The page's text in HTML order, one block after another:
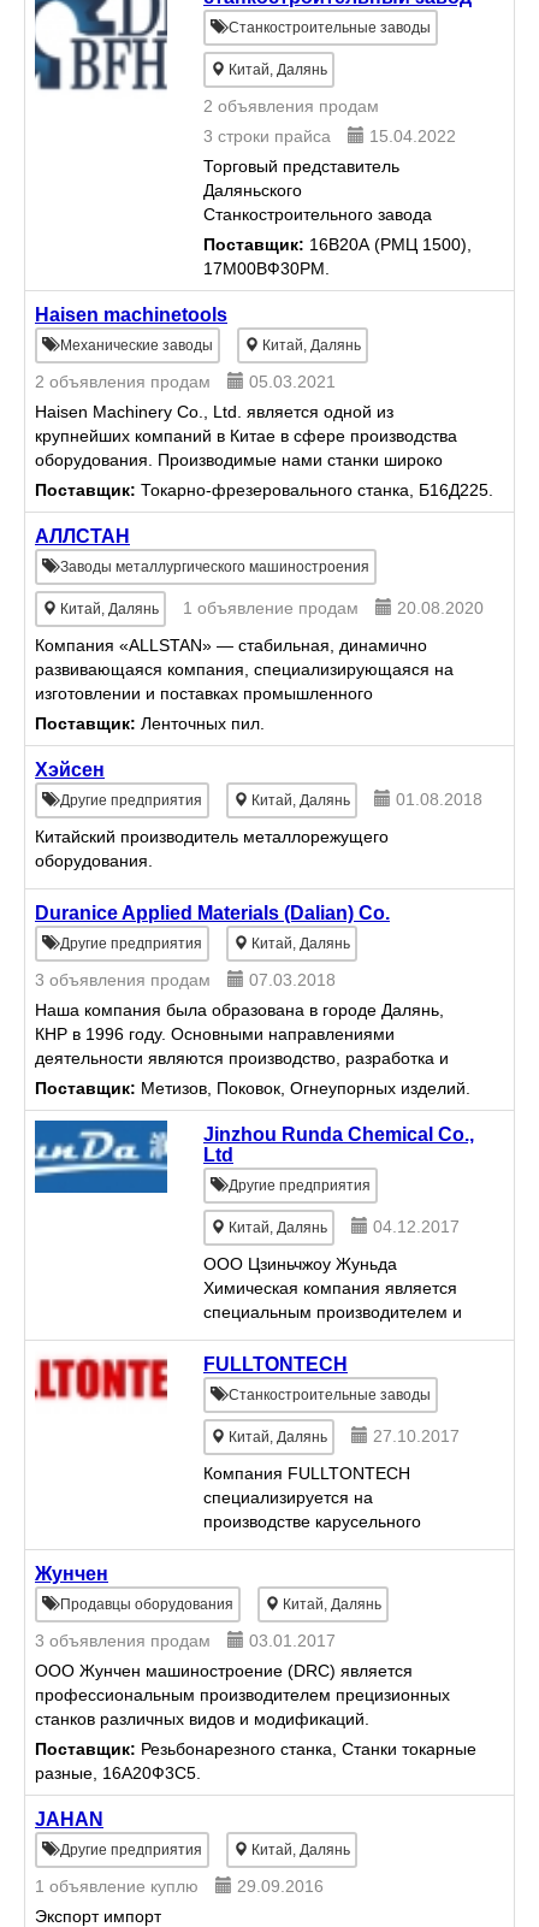
Станкостроительные заводы
Китай, Далянь
2 объявления продам
3 строки прайса
15.04.2022
Торговый представитель
Даляньского
Станкостроительного завода
DMTG.
Металлообрабатывающая
компания, производство
разнообразных шестерней,
валов, ШВП и других изделий из
металла для промышленного
обор...
Поставщик: 16В20А (РМЦ 1500),
17М00ВФ30РМ.
Haisen machinetools
Механические заводы Китай, Далянь
2 объявления продам
05.03.2021
Haisen Machinery Co., Ltd. является одной из
крупнейших компаний в Китае в сфере производства
оборудования. Производимые нами станки широко
применяются в области судостроения ,
энергостроение, металл...
Поставщик: Токарно-фрезеровального станка, Б16Д225.
АЛЛСТАН
Заводы металлургического машиностроения
Китай, Далянь 1 объявление продам
20.08.2020
Компания «ALLSTAN» — стабильная, динамично
развивающаяся компания, специализирующаяся на
изготовлении и поставках промышленного
оборудования для изготовления и обработки
рулонного металлопроката разны...
Поставщик: Ленточных пил.
Хэйсен
Другие предприятия Китай, Далянь
01.08.2018
Китайский производитель металлорежущего
оборудования.
Duranice Applied Materials (Dalian) Co.
Другие предприятия Китай, Далянь
3 объявления продам
07.03.2018
Наша компания была образована в городе Далянь,
КНР в 1996 году. Основными направлениями
деятельности являются производство, разработка и
экспорт углеграфитовой продукции.
Поставщик: Метизов, Поковок, Огнеупорных изделий.
Jinzhou Runda Chemical Co.,
Ltd
Другие предприятия
Китай, Далянь
04.12.2017
ООО Цзиньчжоу Жуньда
Химическая компания является
специальным производителем и
поставщиком смазочной
присадки, у Жуньда есть два
производственной базы в городах
Цзиньчжоу и Лиоян.
Производственная баз...
FULLTONTECH
Станкостроительные заводы
Китай, Далянь
27.10.2017
Компания FULLTONTECH
специализируется на
производстве карусельного
станка одностоечного &
ЧПУ Токарно-фрезерного
соединения обрабатывающего
центра с механическим диамет...
Жунчен
Продавцы оборудования Китай, Далянь
3 объявления продам
03.01.2017
ООО Жунчен машиностроение (DRC) является
профессиональным производителем прецизионных
станков различных видов и модификаций.
многолетний станкостроительный опыт гарантирует
наш профессионнализм и отве...
Поставщик: Резьбонарезного станка, Станки токарные
разные, 16А20Ф3С5.
JAHAN
Другие предприятия Китай, Далянь
1 объявление куплю
29.09.2016
Экспорт импорт